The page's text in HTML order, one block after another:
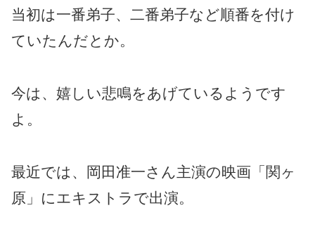
当初は一番弟子、二番弟子など順番を付け
ていたんだとか。
今は、嬉しい悲鳴をあげているようです
よ。
最近では、岡田准一さん主演の映画「関ヶ
原」にエキストラで出演。